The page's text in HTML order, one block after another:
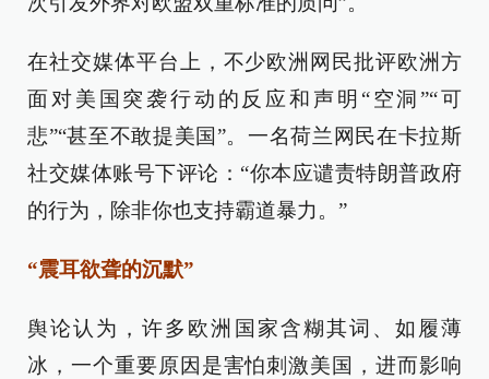
在社交媒体平台上，不少欧洲网民批评欧洲方
面对美国突袭行动的反应和声明“空洞”“可
悲”“甚至不敢提美国”。一名荷兰网民在卡拉斯
社交媒体账号下评论：“你本应谴责特朗普政府
的行为，除非你也支持霸道暴力。”
“震耳欲聋的沉默”
舆论认为，许多欧洲国家含糊其词、如履薄
冰，一个重要原因是害怕刺激美国，进而影响